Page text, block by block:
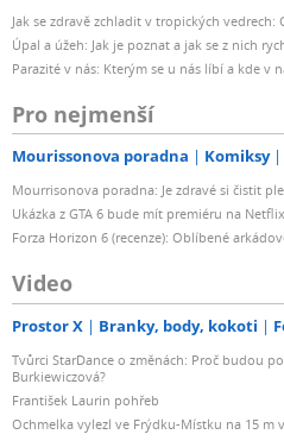
Jak se zdravě zchladit v tropických
Úpal a úžeh: Jak je poznat a jak se z nich
Parazité v nás: Kterým se u nás líbí a kde v
Pro nejmenší
Mourissonova poradna Komiksy
Mourrisonova poradna: Je zdravé si čistit
Ukázka z GTA 6 bude mít premiéru na
Forza Horizon 6 (recenze): Oblíbené
Video
Prostor X Branky, body, kokoti
Tvůrci StarDance o změnách: Proč budou
Burkiewiczová?
František Laurin pohřeb
Ochmelka vylezl ve Frýdku-Místku na 15 m